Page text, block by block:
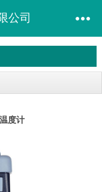
公司
度计